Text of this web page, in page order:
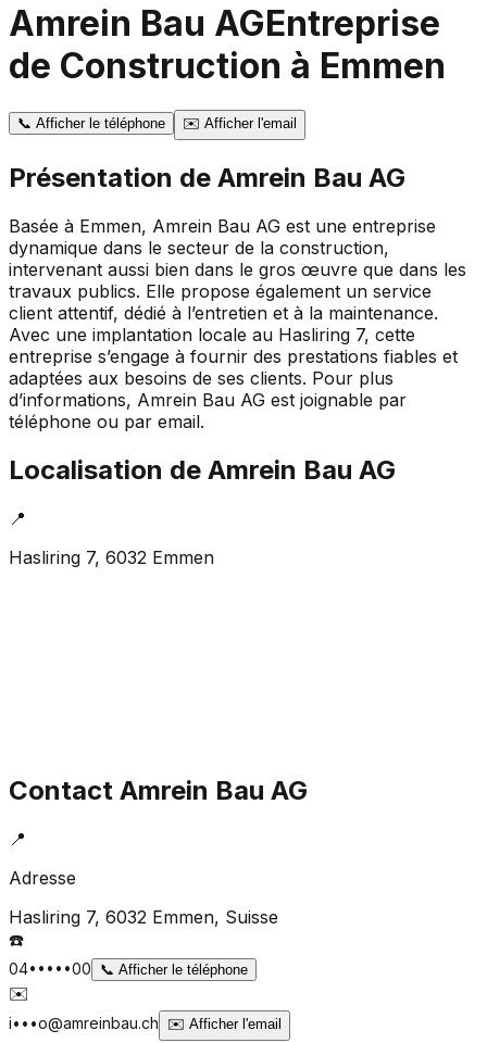
Amrein Bau AGEntreprise
de Construction à Emmen
📞 Afficher le téléphone ✉️ Afficher l'email
Présentation de Amrein Bau AG
Basée à Emmen, Amrein Bau AG est une entreprise
dynamique dans le secteur de la construction,
intervenant aussi bien dans le gros œuvre que dans les
travaux publics. Elle propose également un service
client attentif, dédié à l’entretien et à la maintenance.
Avec une implantation locale au Hasliring 7, cette
entreprise s’engage à fournir des prestations fiables et
adaptées aux besoins de ses clients. Pour plus
d’informations, Amrein Bau AG est joignable par
téléphone ou par email.
Localisation de Amrein Bau AG
📍
Hasliring 7, 6032 Emmen
Contact Amrein Bau AG
📍
Adresse
Hasliring 7, 6032 Emmen, Suisse
☎️
04•••••00 📞 Afficher le téléphone
✉️
i•••o@amreinbau.ch ✉️ Afficher l'email